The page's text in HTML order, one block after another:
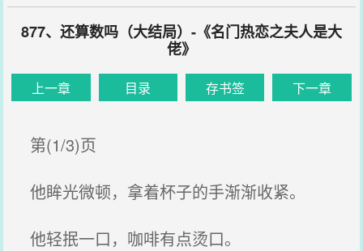
877、还算数吗（大结局）-《名门热恋之夫人是大
佬》
上一章 目录 存书签 下一章
第(1/3)页
他眸光微顿，拿着杯子的手渐渐收紧。
他轻抿一口，咖啡有点烫口。